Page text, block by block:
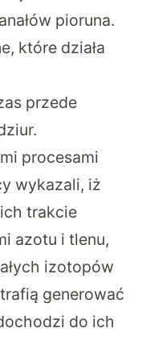
pioruna.
które działa
przede
procesami
wykazali, iż
trakcie
azotu i tlenu,
izotopów
generować
do ich